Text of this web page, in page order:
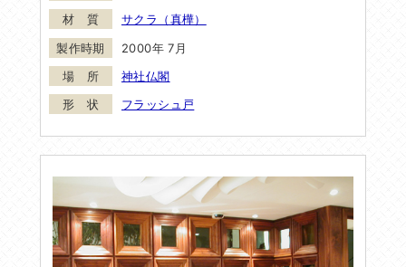
サクラ（真樺）
2000年 7月
神社仏閣
フラッシュ戸